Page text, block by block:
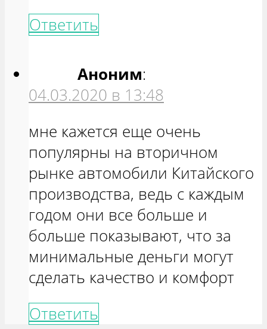
Ответить
Аноним:
04.03.2020 в 13:48
мне кажется еще очень
популярны на вторичном
рынке автомобили Китайского
производства, ведь с каждым
годом они все больше и
больше показывают, что за
минимальные деньги могут
сделать качество и комфорт
Ответить